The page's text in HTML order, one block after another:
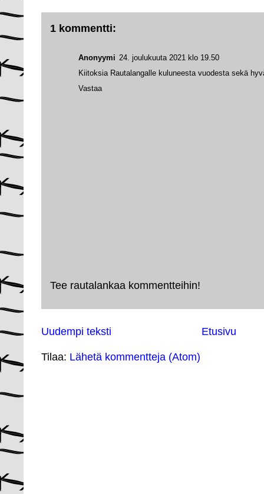
1 kommentti:
Anonyymi 24. joulukuuta 2021 klo 19.50
Kiitoksia Rautalangalle kuluneesta vuodesta sekä
Vastaa
Tee rautalankaa kommentteihin!
Uudempi teksti Etusivu
Tilaa: Lähetä kommentteja (Atom)